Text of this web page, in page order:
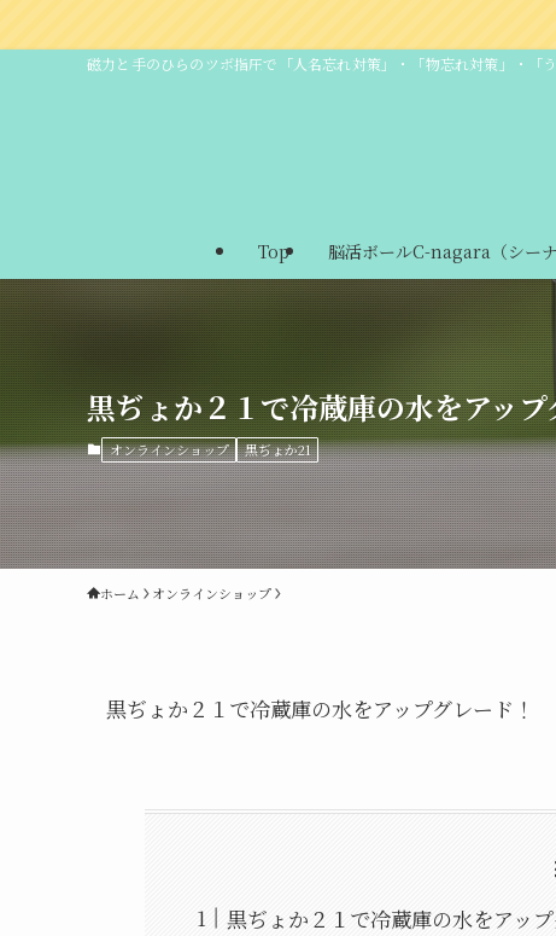
磁力と手のひらのツボ指圧で「人名忘れ対策」・「物忘れ対策」・「
Top 脳活ボールC-nagara（シー
黒ぢょか２１で冷蔵庫の水をアップ
オンラインショップ 黒ぢょか21
ホーム オンラインショップ
黒ぢょか２１で冷蔵庫の水をアップグレード！
黒ぢょか２１で冷蔵庫の水をアップ